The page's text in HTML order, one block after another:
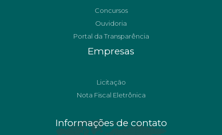
Concursos
Ouvidoria
Portal da Transparência
Empresas
Licitação
Nota Fiscal Eletrônica
Informações de contato